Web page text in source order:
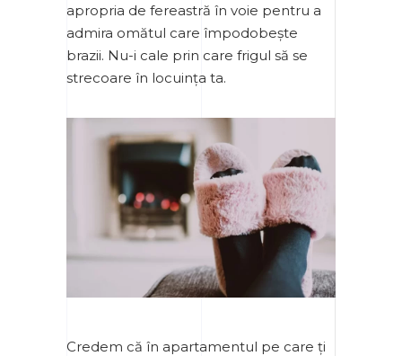
apropria de fereastră în voie pentru a
admira omătul care împodobește
brazii. Nu-i cale prin care frigul să se
strecoare în locuința ta.
Credem că în apartamentul pe care ți